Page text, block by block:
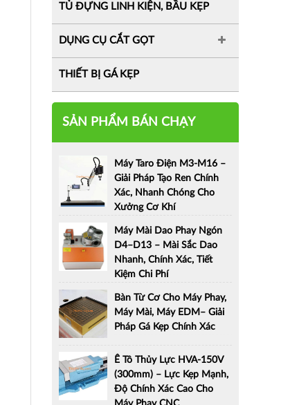
TỦ ĐỰNG LINH KIỆN, BẦU KẸP
DỤNG CỤ CẮT GỌT
THIẾT BỊ GÁ KẸP
SẢN PHẨM BÁN CHẠY
Máy Taro Điện M3-M16 –
Giải Pháp Tạo Ren Chính
Xác, Nhanh Chóng Cho
Xưởng Cơ Khí
Máy Mài Dao Phay Ngón
D4–D13 – Mài Sắc Dao
Nhanh, Chính Xác, Tiết
Kiệm Chi Phí
Bàn Từ Cơ Cho Máy Phay,
Máy Mài, Máy EDM– Giải
Pháp Gá Kẹp Chính Xác
Ê Tô Thủy Lực HVA-150V
(300mm) – Lực Kẹp Mạnh,
Độ Chính Xác Cao Cho